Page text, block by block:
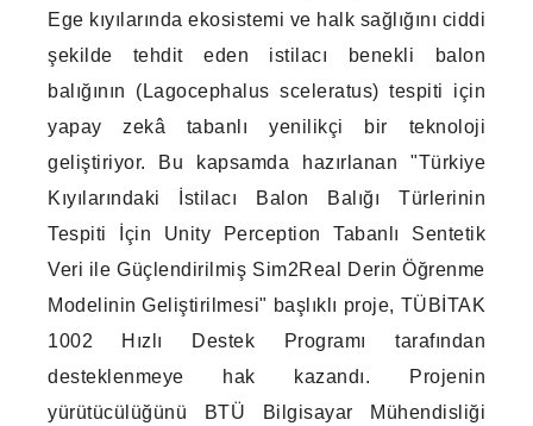
Ege kıyılarında ekosistemi ve halk sağlığını ciddi
şekilde tehdit eden istilacı benekli balon
balığının (Lagocephalus sceleratus) tespiti için
yapay zekâ tabanlı yenilikçi bir teknoloji
geliştiriyor. Bu kapsamda hazırlanan "Türkiye
Kıyılarındaki İstilacı Balon Balığı Türlerinin
Tespiti İçin Unity Perception Tabanlı Sentetik
Veri ile Güçlendirilmiş Sim2Real Derin Öğrenme
Modelinin Geliştirilmesi" başlıklı proje, TÜBİTAK
1002 Hızlı Destek Programı tarafından
desteklenmeye hak kazandı. Projenin
yürütücülüğünü BTÜ Bilgisayar Mühendisliği